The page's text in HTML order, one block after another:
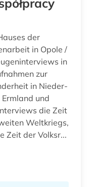
der
in Opole /
in
zur
in Nieder-
und
die Zeit
Weltkriegs,
Zeit der Volksr...